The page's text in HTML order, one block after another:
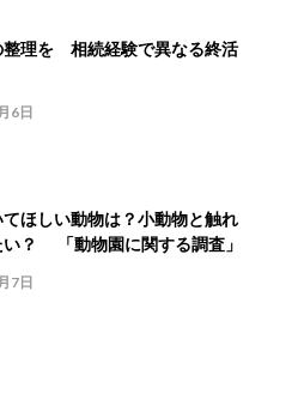
整理を 相続経験で異なる終活
6日
ほしい動物は？小動物と触れ
い？ 「動物園に関する調査」
7日